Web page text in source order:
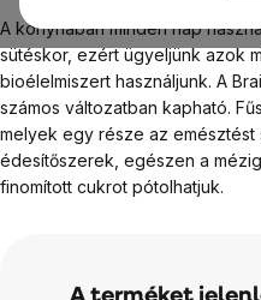
A konyhában minden nap
sütéskor, ezért ügyeljünk azok
bioélelmiszert használjunk. A
számos változatban kapható.
melyek egy része az emésztést
édesítőszerek, egészen a
finomított cukrot pótolhatjuk.